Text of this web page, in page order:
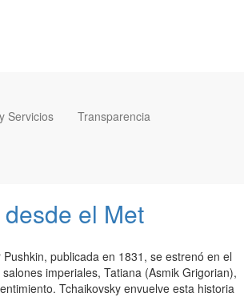
Servicios Transparencia
el Met
publicada en 1831, se estrenó en el
imperiales, Tatiana (Asmik Grigorian),
Tchaikovsky envuelve esta historia